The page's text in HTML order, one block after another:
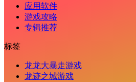
应用软件
游戏攻略
专辑推荐
标签
龙龙大暴走游戏
龙迹之城游戏